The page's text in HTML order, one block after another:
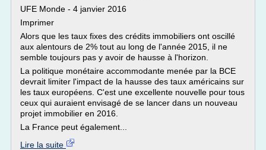
UFE Monde - 4 janvier 2016
Imprimer
Alors que les taux fixes des crédits immobiliers ont oscillé
aux alentours de 2% tout au long de l'année 2015, il ne
semble toujours pas y avoir de hausse à l'horizon.
La politique monétaire accommodante menée par la BCE
devrait limiter l'impact de la hausse des taux américains sur
les taux européens. C'est une excellente nouvelle pour tous
ceux qui auraient envisagé de se lancer dans un nouveau
projet immobilier en 2016.
La France peut également...
Lire la suite